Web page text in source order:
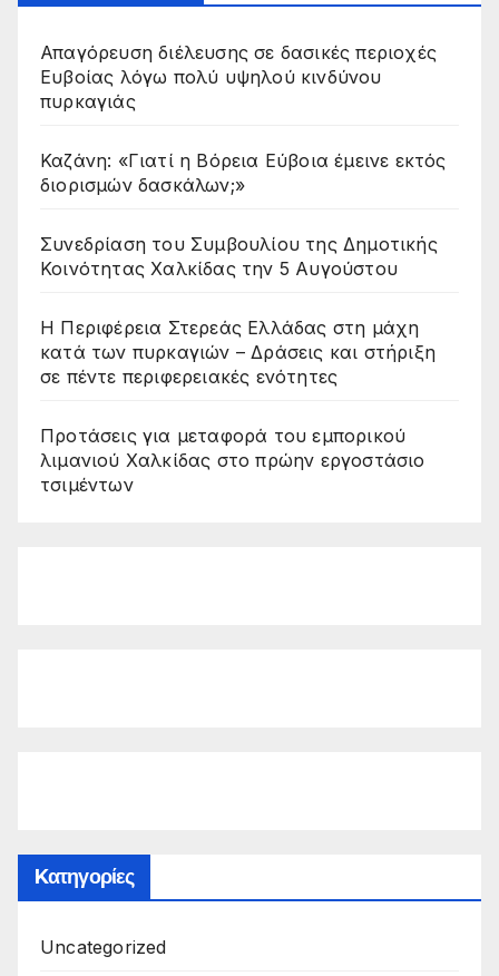
Απαγόρευση διέλευσης σε δασικές περιοχές
Ευβοίας λόγω πολύ υψηλού κινδύνου
πυρκαγιάς
Καζάνη: «Γιατί η Βόρεια Εύβοια έμεινε εκτός
διορισμών δασκάλων;»
Συνεδρίαση του Συμβουλίου της Δημοτικής
Κοινότητας Χαλκίδας την 5 Αυγούστου
Η Περιφέρεια Στερεάς Ελλάδας στη μάχη
κατά των πυρκαγιών – Δράσεις και στήριξη
σε πέντε περιφερειακές ενότητες
Προτάσεις για μεταφορά του εμπορικού
λιμανιού Χαλκίδας στο πρώην εργοστάσιο
τσιμέντων
Kατηγορίες
Uncategorized